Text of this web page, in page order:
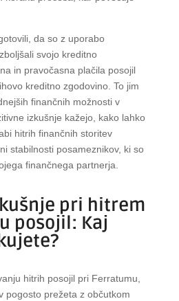
da so z uporabo
svojo kreditno
in pravočasna plačila posojil
kreditno zgodovino. To jim
finančnih možnosti v
izkušnje kažejo, kako lahko
hitrih finančnih storitev
stabilnosti posameznikov, ki so
finančnega partnerja.
pri hitrem
posojil: Kaj
hitrih posojil pri Ferratumu,
pogosto prežeta z občutkom